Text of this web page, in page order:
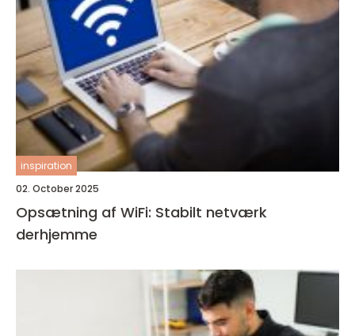
inspiration
02. October 2025
Opsætning af WiFi: Stabilt netværk
derhjemme